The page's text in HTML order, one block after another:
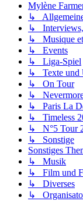
Mylène
↳
↳ Interviews,
↳ Musique
↳ Events
↳ Liga-Spiel
↳ Texte und
↳ On Tour
↳
↳ Paris La
↳ Timeless
↳ N°5 Tour
↳ Sonstige
Sonstiges
↳ Musik
↳ Film und
↳ Diverses
↳